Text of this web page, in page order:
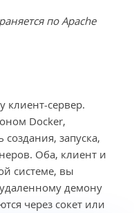
по Apache
клиент-сервер.
Docker,
создания, запуска,
Оба, клиент и
системе, вы
демону
через сокет или